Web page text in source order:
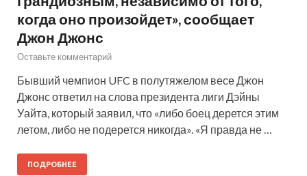
когда оно произойдет», сообщает
Джон Джонс
Оставьте комментарий
Бывший чемпион UFC в полутяжелом весе Джон
Джонс ответил на слова президента лиги Дэйны
Уайта, который заявил, что «либо боец дерется этим
летом, либо не подерется никогда». «Я правда не …
ПОДРОБНЕЕ